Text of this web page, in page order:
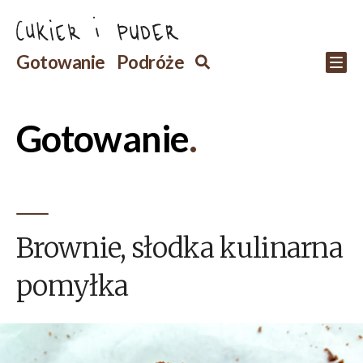
do
treści
Szukaj
Gotowanie Podróże Szukaj
Gotowanie
Brownie, słodka kulinarna
pomyłka